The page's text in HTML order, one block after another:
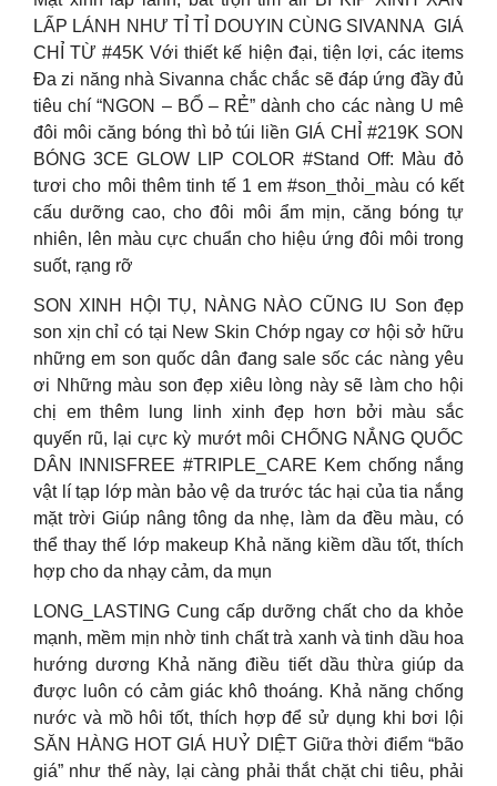
LẤP LÁNH NHƯ TỈ TỈ DOUYIN CÙNG SIVANNA ️ GIÁ
CHỈ TỪ #45K Với thiết kế hiện đại, tiện lợi, các items
Đa zi năng nhà Sivanna chắc chắc sẽ đáp ứng đầy đủ
tiêu chí “NGON – BỔ – RẺ” dành cho các nàng U mê
đôi môi căng bóng thì bỏ túi liền GIÁ CHỈ #219K SON
BÓNG 3CE GLOW LIP COLOR #Stand Off: Màu đỏ
tươi cho môi thêm tinh tế 1 em #son_thỏi_màu có kết
cấu dưỡng cao, cho đôi môi ẩm mịn, căng bóng tự
nhiên, lên màu cực chuẩn cho hiệu ứng đôi môi trong
suốt, rạng rỡ
SON XINH HỘI TỤ, NÀNG NÀO CŨNG IU Son đẹp
son xịn chỉ có tại New Skin Chớp ngay cơ hội sở hữu
những em son quốc dân đang sale sốc các nàng yêu
ơi Những màu son đẹp xiêu lòng này sẽ làm cho hội
chị em thêm lung linh xinh đẹp hơn bởi màu sắc
quyến rũ, lại cực kỳ mướt môi CHỐNG NẮNG QUỐC
DÂN INNISFREE #TRIPLE_CARE Kem chống nắng
vật lí tạp lớp màn bảo vệ da trước tác hại của tia nắng
mặt trời Giúp nâng tông da nhẹ, làm da đều màu, có
thể thay thế lớp makeup Khả năng kiềm dầu tốt, thích
hợp cho da nhạy cảm, da mụn
LONG_LASTING Cung cấp dưỡng chất cho da khỏe
mạnh, mềm mịn nhờ tinh chất trà xanh và tinh dầu hoa
hướng dương Khả năng điều tiết dầu thừa giúp da
được luôn có cảm giác khô thoáng. Khả năng chống
nước và mồ hôi tốt, thích hợp để sử dụng khi bơi lội
SĂN HÀNG HOT GIÁ HUỶ DIỆT Giữa thời điểm “bão
giá” như thế này, lại càng phải thắt chặt chi tiêu, phải